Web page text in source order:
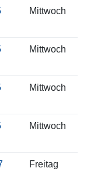
Mittwoch
Mittwoch
Mittwoch
Mittwoch
Freitag